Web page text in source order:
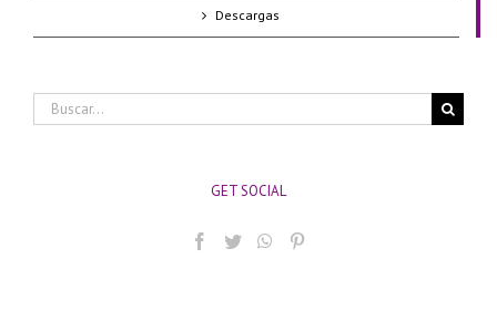
Descargas
Buscar:
GET SOCIAL